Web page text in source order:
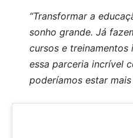
“Transformar a
sonho grande. Já
cursos e treinamentos
essa parceria incrível
poderíamos estar mais